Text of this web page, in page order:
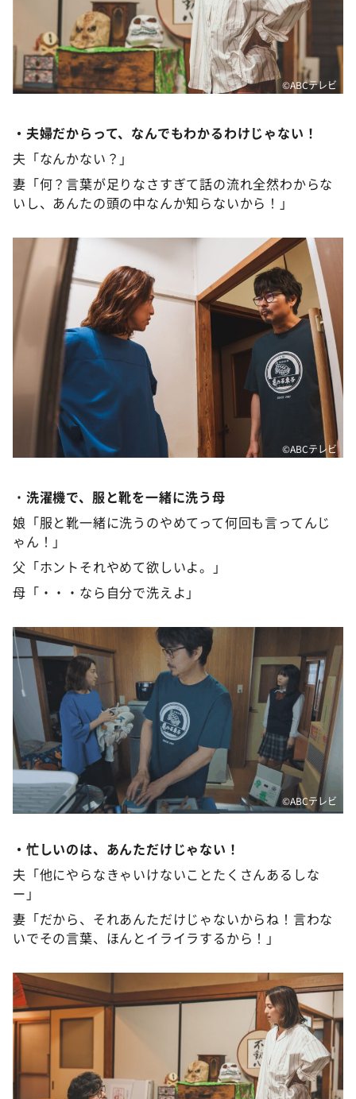
©️ABCテレビ
・夫婦だからって、なんでもわかるわけじゃない！
夫「なんかない？」
妻「何？言葉が足りなさすぎて話の流れ全然わからな
いし、あんたの頭の中なんか知らないから！」
©️ABCテレビ
・ 洗濯機で、服と靴を一緒に洗う母
娘「服と靴一緒に洗うのやめてって何回も言ってんじ
ゃん！」
父「ホントそれやめて欲しいよ。」
母「・・・なら自分で洗えよ」
©️ABCテレビ
・忙しいのは、あんただけじゃない！
夫「他にやらなきゃいけないことたくさんあるしな
ー」
妻「だから、それあんただけじゃないからね！言わな
いでその言葉、ほんとイライラするから！」